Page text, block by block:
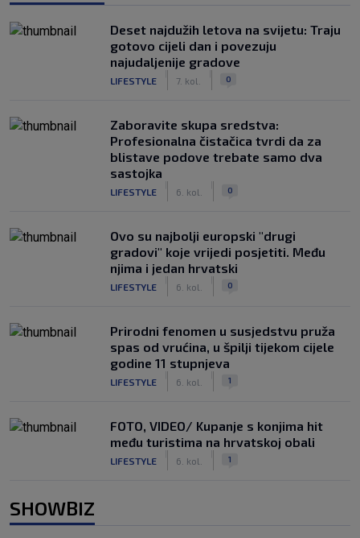
Deset najdužih letova na svijetu: Traju
gotovo cijeli dan i povezuju
najudaljenije gradove
LIFESTYLE 7. kol. 0
Zaboravite skupa sredstva:
Profesionalna čistačica tvrdi da za
blistave podove trebate samo dva
sastojka
LIFESTYLE 6. kol. 0
Ovo su najbolji europski "drugi
gradovi" koje vrijedi posjetiti. Među
njima i jedan hrvatski
LIFESTYLE 6. kol. 0
Prirodni fenomen u susjedstvu pruža
spas od vrućina, u špilji tijekom cijele
godine 11 stupnjeva
LIFESTYLE 6. kol. 1
FOTO, VIDEO/ Kupanje s konjima hit
među turistima na hrvatskoj obali
LIFESTYLE 6. kol. 1
SHOWBIZ